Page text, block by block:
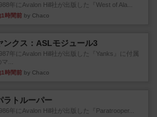
年にAvalon Hill社が出版した『West of Ala...
1時間前 by Chaco
ンクス：ASLモジュール3
年にAvalon Hill社が出版した『Yanks』に付属
...
1時間前 by Chaco
ラトルーパー
年にAvalon Hill社が出版した『Paratrooper...